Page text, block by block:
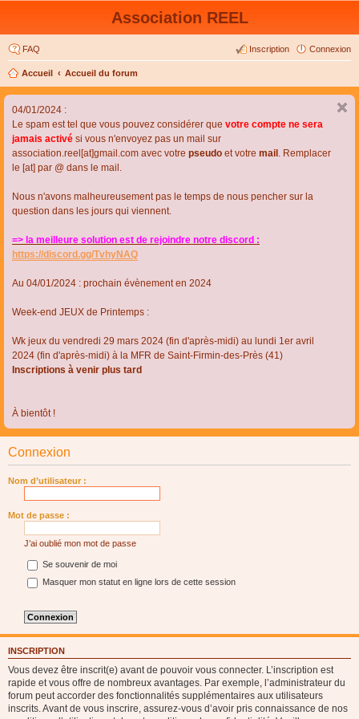
Association REEL
FAQ Connexion
Inscription
Accueil Accueil du forum
04/01/2024 :
Le spam est tel que vous pouvez considérer que votre compte ne sera
jamais activé si vous n'envoyez pas un mail sur
association.reel[at]gmail.com avec votre pseudo et votre mail . Remplacer
le [at] par @ dans le mail.
Nous n'avons malheureusement pas le temps de nous pencher sur la
question dans les jours qui viennent.
=> la meilleure solution est de rejoindre notre discord :
https://discord.gg/TvhyNAQ
Au 04/01/2024 : prochain évènement en 2024
Week-end JEUX de Printemps :
Wk jeux du vendredi 29 mars 2024 (fin d'après-midi) au lundi 1er avril
2024 (fin d'après-midi) à la MFR de Saint-Firmin-des-Près (41)
Inscriptions à venir plus tard
À bientôt !
Connexion
Nom d’utilisateur :
Mot de passe :
J’ai oublié mon mot de passe
Se souvenir de moi
Masquer mon statut en ligne lors de cette session
INSCRIPTION
Vous devez être inscrit(e) avant de pouvoir vous connecter. L’inscription est
rapide et vous offre de nombreux avantages. Par exemple, l’administrateur du
forum peut accorder des fonctionnalités supplémentaires aux utilisateurs
inscrits. Avant de vous inscrire, assurez-vous d’avoir pris connaissance de nos